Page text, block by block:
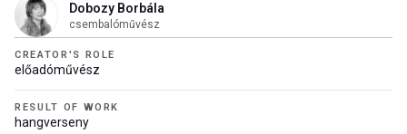
Dobozy Borbála
csembalóművész
CREATOR'S ROLE
előadóművész
RESULT OF WORK
hangverseny